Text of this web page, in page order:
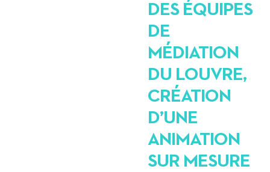
DES ÉQUIPES
DE
MÉDIATION
DU LOUVRE,
CRÉATION
D’UNE
ANIMATION
SUR MESURE